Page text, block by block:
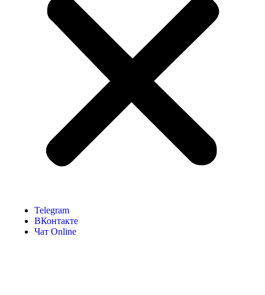
Telegram
ВКонтакте
Чат Online